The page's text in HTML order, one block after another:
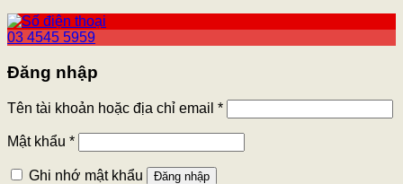
03 4545 5959
Đăng nhập
Tên tài khoản hoặc địa chỉ email *
Mật khẩu *
Ghi nhớ mật khẩu Đăng nhập